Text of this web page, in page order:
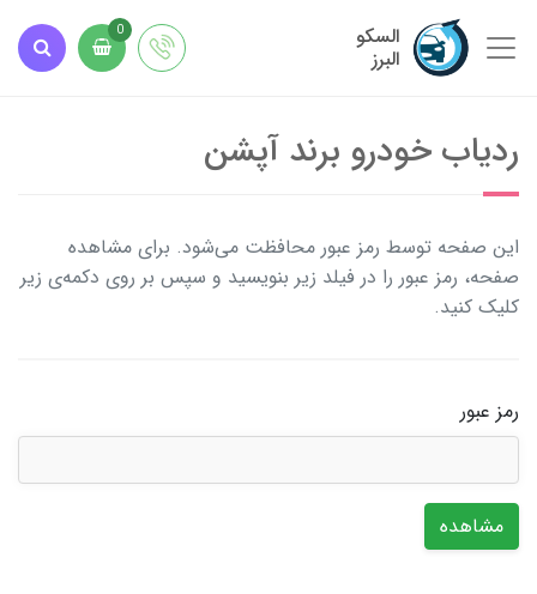
السکو
البرز
0
ردیاب خودرو برند آپشن
این صفحه توسط رمز عبور محافظت می‌شود. برای مشاهده
صفحه، رمز عبور را در فیلد زیر بنویسید و سپس بر روی دکمه‌ی زیر
کلیک کنید.
رمز عبور
مشاهده